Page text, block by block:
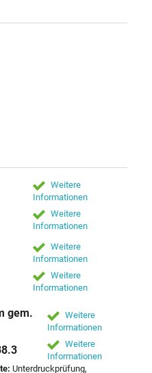
Weitere
Informationen
Weitere
Informationen
Weitere
Informationen
Weitere
Informationen
gem.
Weitere
Informationen
Weitere
Informationen
Unterdruckprüfung,